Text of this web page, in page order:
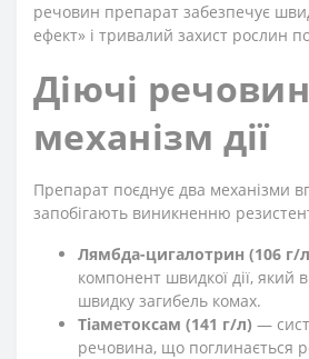
речовин препарат забезпечує
ефект» і тривалий захист рослин
Діючі
механізм дії
Препарат поєднує два механізми
запобігають виникненню
Лямбда-цигалотрин (106 г/
компонент швидкої дії, який
швидку загибель комах.
Тіаметоксам (141 г/л) —
речовина, що поглинається